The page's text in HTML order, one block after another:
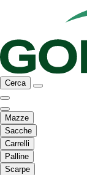
Cerca
Mazze
Sacche
Carrelli
Palline
Scarpe